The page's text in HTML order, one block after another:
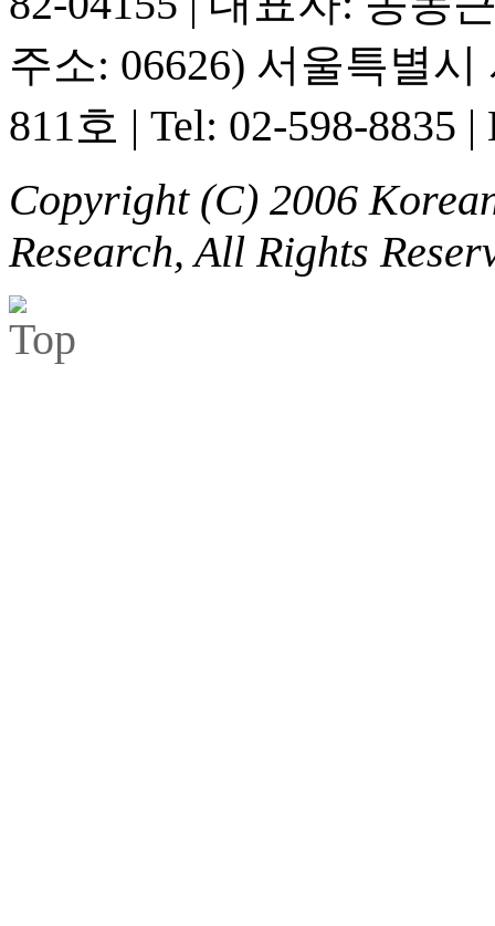
주소: 06626) 서울특별
811호 | Tel: 02-598-8835 |
Copyright (C) 2006
Research, All Rights